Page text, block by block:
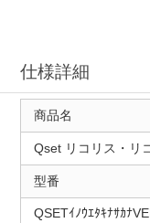
仕様詳細
商品名
Qset リコリス・リ
型番
QSETｲﾉｳｴﾀｷﾅｻｶﾅ